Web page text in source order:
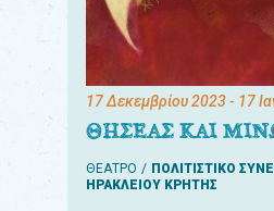
17 Δεκεμβρίου 2023- 17
ΘΗΣΕΑΣ ΚΑΙ
ΘΕΑΤΡΟ
ΠΟΛΙΤΙΣΤΙΚΟ
ΗΡΑΚΛΕΙΟΥ ΚΡΗΤΗΣ